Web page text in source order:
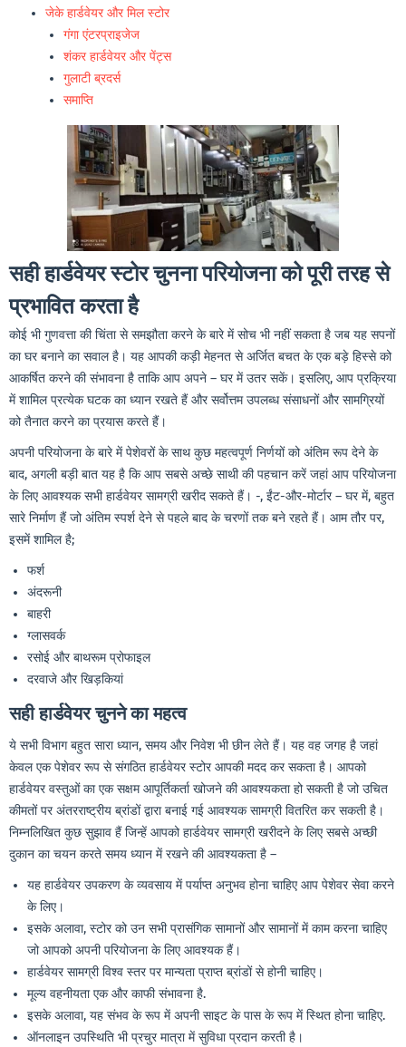
जेके हार्डवेयर और मिल स्टोर
गंगा एंटरप्राइजेज
शंकर हार्डवेयर और पेंट्स
गुलाटी ब्रदर्स
समाप्ति
सही हार्डवेयर स्टोर चुनना परियोजना को पूरी तरह से
प्रभावित करता है
कोई भी गुणवत्ता की चिंता से समझौता करने के बारे में सोच भी नहीं सकता है जब यह सपनों
का घर बनाने का सवाल है। यह आपकी कड़ी मेहनत से अर्जित बचत के एक बड़े हिस्से को
आकर्षित करने की संभावना है ताकि आप अपने – घर में उतर सकें। इसलिए, आप प्रक्रिया
में शामिल प्रत्येक घटक का ध्यान रखते हैं और सर्वोत्तम उपलब्ध संसाधनों और सामग्रियों
को तैनात करने का प्रयास करते हैं।
अपनी परियोजना के बारे में पेशेवरों के साथ कुछ महत्वपूर्ण निर्णयों को अंतिम रूप देने के
बाद, अगली बड़ी बात यह है कि आप सबसे अच्छे साथी की पहचान करें जहां आप परियोजना
के लिए आवश्यक सभी हार्डवेयर सामग्री खरीद सकते हैं। -, ईंट-और-मोर्टार – घर में, बहुत
सारे निर्माण हैं जो अंतिम स्पर्श देने से पहले बाद के चरणों तक बने रहते हैं। आम तौर पर,
इसमें शामिल है;
फर्श
अंदरूनी
बाहरी
ग्लासवर्क
रसोई और बाथरूम प्रोफाइल
दरवाजे और खिड़कियां
सही हार्डवेयर चुनने का महत्व
ये सभी विभाग बहुत सारा ध्यान, समय और निवेश भी छीन लेते हैं। यह वह जगह है जहां
केवल एक पेशेवर रूप से संगठित हार्डवेयर स्टोर आपकी मदद कर सकता है। आपको
हार्डवेयर वस्तुओं का एक सक्षम आपूर्तिकर्ता खोजने की आवश्यकता हो सकती है जो उचित
कीमतों पर अंतरराष्ट्रीय ब्रांडों द्वारा बनाई गई आवश्यक सामग्री वितरित कर सकती है।
निम्नलिखित कुछ सुझाव हैं जिन्हें आपको हार्डवेयर सामग्री खरीदने के लिए सबसे अच्छी
दुकान का चयन करते समय ध्यान में रखने की आवश्यकता है –
यह हार्डवेयर उपकरण के व्यवसाय में पर्याप्त अनुभव होना चाहिए आप पेशेवर सेवा करने
के लिए।
इसके अलावा, स्टोर को उन सभी प्रासंगिक सामानों और सामानों में काम करना चाहिए
जो आपको अपनी परियोजना के लिए आवश्यक हैं।
हार्डवेयर सामग्री विश्व स्तर पर मान्यता प्राप्त ब्रांडों से होनी चाहिए।
मूल्य वहनीयता एक और काफी संभावना है.
इसके अलावा, यह संभव के रूप में अपनी साइट के पास के रूप में स्थित होना चाहिए.
ऑनलाइन उपस्थिति भी प्रचुर मात्रा में सुविधा प्रदान करती है।